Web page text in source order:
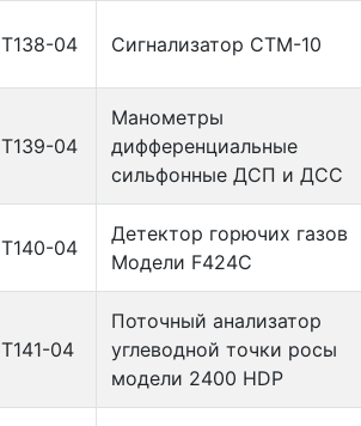
Т138-04 Сигнализатор СТМ-10
Т139-04
Манометры
дифференциальные
сильфонные ДСП и ДСС
Т140-04
Детектор горючих газов
Модели F424C
Т141-04
Поточный анализатор
углеводной точки росы
модели 2400 HDP